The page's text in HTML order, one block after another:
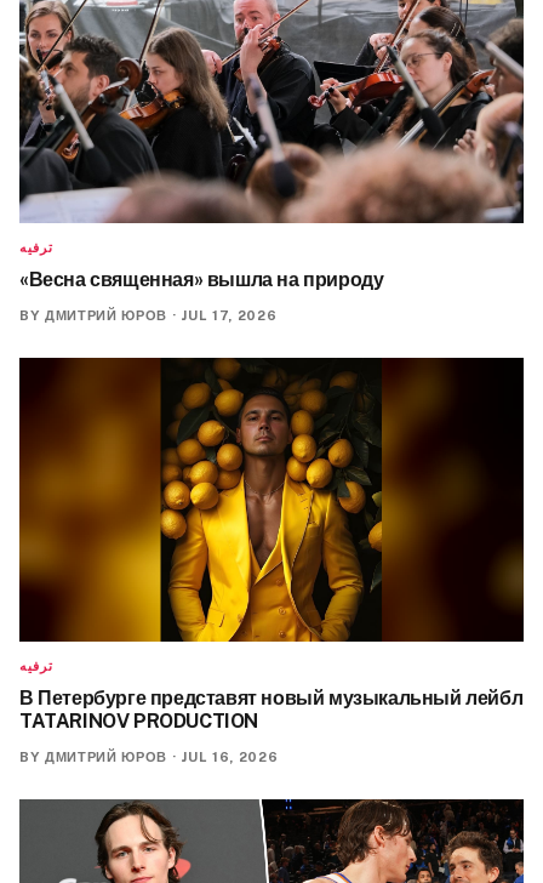
ترفيه
«Весна священная» вышла на природу
BY ДМИТРИЙ ЮРОВ · JUL 17, 2026
ترفيه
В Петербурге представят новый музыкальный лейбл
TATARINOV PRODUCTION
BY ДМИТРИЙ ЮРОВ · JUL 16, 2026